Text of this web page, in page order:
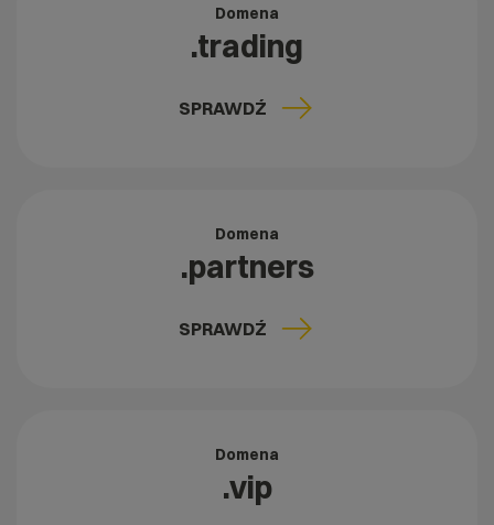
Domena
.trading
SPRAWDŹ
Domena
.partners
SPRAWDŹ
Domena
.vip